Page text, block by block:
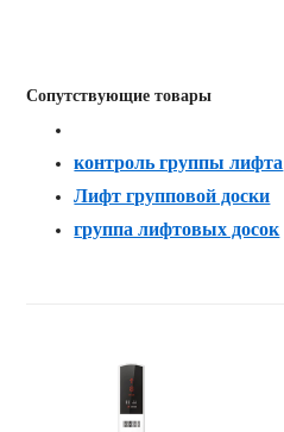
Сопутствующие товары
контроль группы лифта
Лифт групповой доски
группа лифтовых досок